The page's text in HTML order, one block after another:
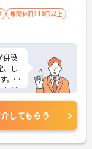
年間休日110日以上
併設
、し
。日
ケジ
で
初任
得可
に反
してもらう